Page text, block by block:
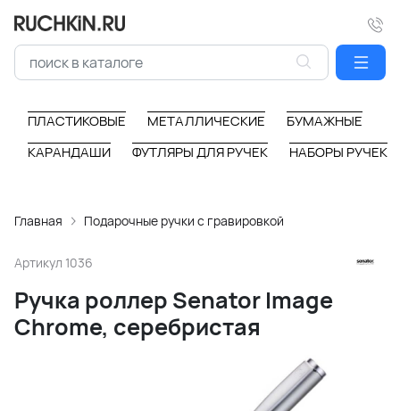
ПЛАСТИКОВЫЕ МЕТАЛЛИЧЕСКИЕ
БУМАЖНЫЕ
КАРАНДАШИ
ФУТЛЯРЫ ДЛЯ РУЧЕК НАБОРЫ РУЧЕК
Главная Подарочные ручки с гравировкой
Артикул 1036
Ручка роллер Senator Image
Chrome, серебристая